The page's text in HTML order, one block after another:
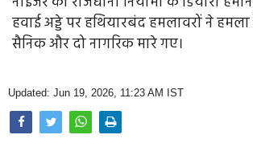
Opinion
Photo Gallery
हवाई अड्डे पर हथियारबंद हमलावरों ने हमला
सैनिक और दो नागरिक मारे गए।
Updated: Jun 19, 2026, 11:23 AM IST